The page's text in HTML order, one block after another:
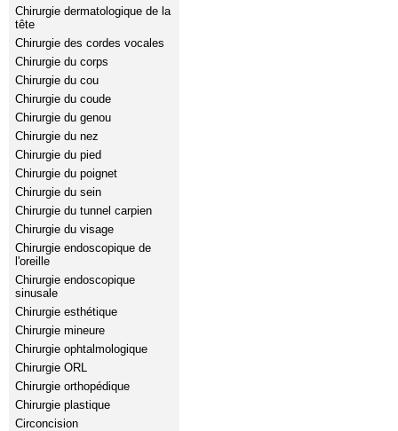
Chirurgie dermatologique de la
tête
Chirurgie des cordes vocales
Chirurgie du corps
Chirurgie du cou
Chirurgie du coude
Chirurgie du genou
Chirurgie du nez
Chirurgie du pied
Chirurgie du poignet
Chirurgie du sein
Chirurgie du tunnel carpien
Chirurgie du visage
Chirurgie endoscopique de
l'oreille
Chirurgie endoscopique
sinusale
Chirurgie esthétique
Chirurgie mineure
Chirurgie ophtalmologique
Chirurgie ORL
Chirurgie orthopédique
Chirurgie plastique
Circoncision